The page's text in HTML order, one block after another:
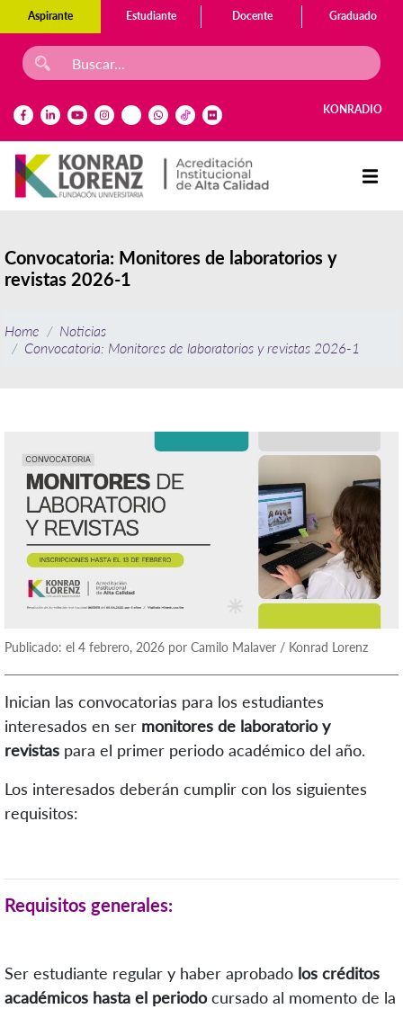
Aspirante Estudiante Docente Graduado
KONRADIO
Convocatoria: Monitores de laboratorios y
revistas 2026-1
Home
Noticias
Convocatoria: Monitores de laboratorios y revistas 2026-1
Publicado: el 4 febrero, 2026 por Camilo Malaver / Konrad Lorenz
Inician las convocatorias para los estudiantes
interesados en ser monitores de laboratorio y
revistas para el primer periodo académico del año.
Los interesados deberán cumplir con los siguientes
requisitos:
Requisitos generales:
Ser estudiante regular y haber aprobado los créditos
académicos hasta el periodocursado al momento de la